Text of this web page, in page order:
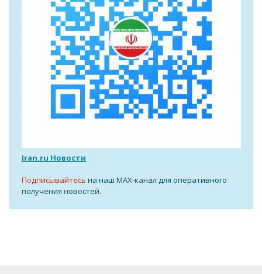
Iran.ru Новости
Подписывайтесь на наш MAX-канал для оперативного
получения новостей.